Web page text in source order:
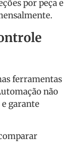
por peça e
ferramentas
não
garante